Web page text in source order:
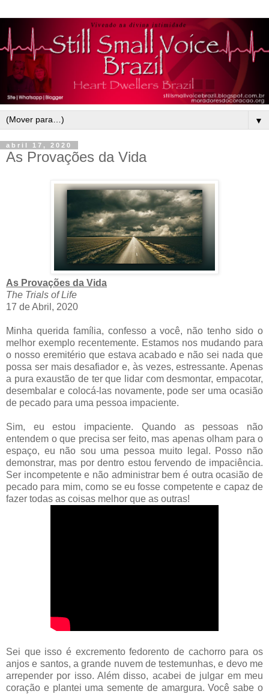
▼
abril 17, 2020
As Provações da Vida
As Provações da Vida
The Trials of Life
17 de Abril, 2020
Minha querida família, confesso a você, não tenho sido o
melhor exemplo recentemente. Estamos nos mudando para
o nosso eremitério que estava acabado e não sei nada que
possa ser mais desafiador e, às vezes, estressante. Apenas
a pura exaustão de ter que lidar com desmontar, empacotar,
desembalar e colocá-las novamente, pode ser uma ocasião
de pecado para uma pessoa impaciente.
Sim, eu estou impaciente. Quando as pessoas não
entendem o que precisa ser feito, mas apenas olham para o
espaço, eu não sou uma pessoa muito legal. Posso não
demonstrar, mas por dentro estou fervendo de impaciência.
Ser incompetente e não administrar bem é outra ocasião de
pecado para mim, como se eu fosse competente e capaz de
fazer todas as coisas melhor que as outras!
Sei que isso é excremento fedorento de cachorro para os
anjos e santos, a grande nuvem de testemunhas, e devo me
arrepender por isso. Além disso, acabei de julgar em meu
coração e plantei uma semente de amargura. Você sabe o